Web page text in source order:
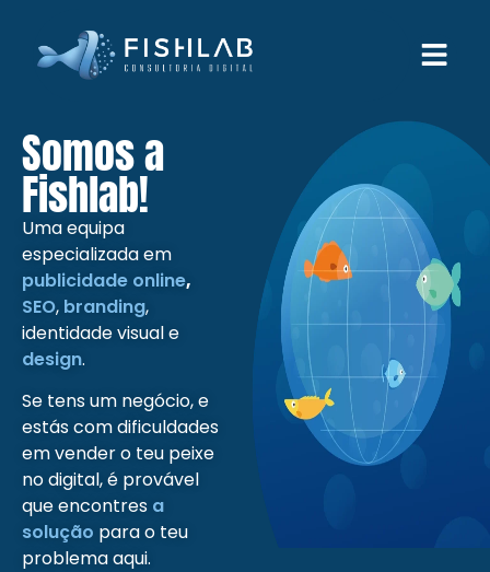
Somos a
Fishlab!
Uma equipa
especializada em
publicidade online,
SEO, branding,
identidade visual e
design.
Se tens um negócio, e
estás com dificuldades
em vender o teu peixe
no digital, é provável
que encontres a
solução para o teu
problema aqui.